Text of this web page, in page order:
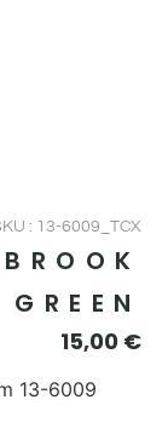
: 13-6009_TCX
GREEN
15,00 €
13-6009